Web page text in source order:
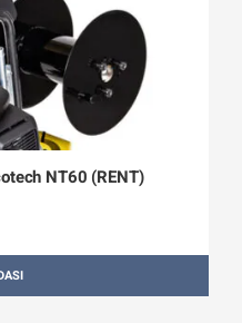
NT60 (RENT)